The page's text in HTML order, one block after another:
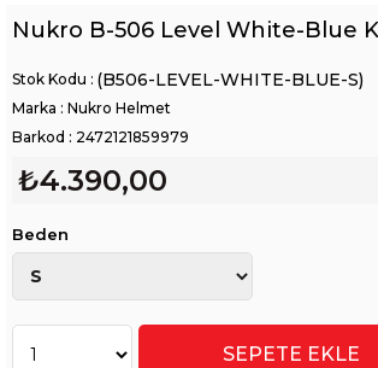
Nukro B-506 Level White-Blue
(B506-LEVEL-WHITE-BLUE-S)
Marka : Nukro Helmet
Barkod : 2472121859979
₺4.390,00
Beden